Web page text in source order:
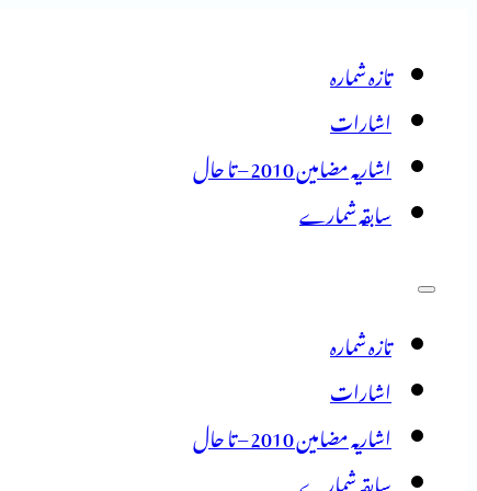
تازہ شمارہ
اشارات
اشاریہ مضامین 2010 – تا حال
سابقہ شمارے
تازہ شمارہ
اشارات
اشاریہ مضامین 2010 – تا حال
سابقہ شمارے